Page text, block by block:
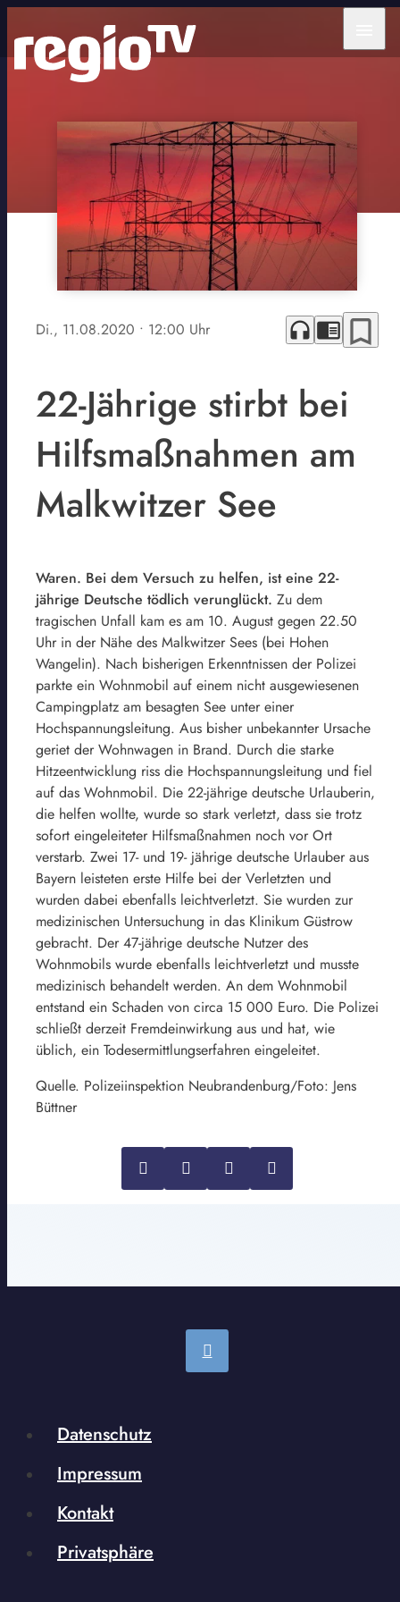
Di., 11.08.2020 • 12:00 Uhr headphones chrome_reader_mode bookmark_border
22-Jährige stirbt bei
Hilfsmaßnahmen am
Malkwitzer See
Waren. Bei dem Versuch zu helfen, ist eine 22-
jährige Deutsche tödlich verunglückt. Zu dem
tragischen Unfall kam es am 10. August gegen 22.50
Uhr in der Nähe des Malkwitzer Sees (bei Hohen
Wangelin). Nach bisherigen Erkenntnissen der Polizei
parkte ein Wohnmobil auf einem nicht ausgewiesenen
Campingplatz am besagten See unter einer
Hochspannungsleitung. Aus bisher unbekannter Ursache
geriet der Wohnwagen in Brand. Durch die starke
Hitzeentwicklung riss die Hochspannungsleitung und fiel
auf das Wohnmobil. Die 22-jährige deutsche Urlauberin,
die helfen wollte, wurde so stark verletzt, dass sie trotz
sofort eingeleiteter Hilfsmaßnahmen noch vor Ort
verstarb. Zwei 17- und 19- jährige deutsche Urlauber aus
Bayern leisteten erste Hilfe bei der Verletzten und
wurden dabei ebenfalls leichtverletzt. Sie wurden zur
medizinischen Untersuchung in das Klinikum Güstrow
gebracht. Der 47-jährige deutsche Nutzer des
Wohnmobils wurde ebenfalls leichtverletzt und musste
medizinisch behandelt werden. An dem Wohnmobil
entstand ein Schaden von circa 15 000 Euro. Die Polizei
schließt derzeit Fremdeinwirkung aus und hat, wie
üblich, ein Todesermittlungserfahren eingeleitet.
Quelle. Polizeiinspektion Neubrandenburg/Foto: Jens
Büttner
Datenschutz
Impressum
Kontakt
Privatsphäre